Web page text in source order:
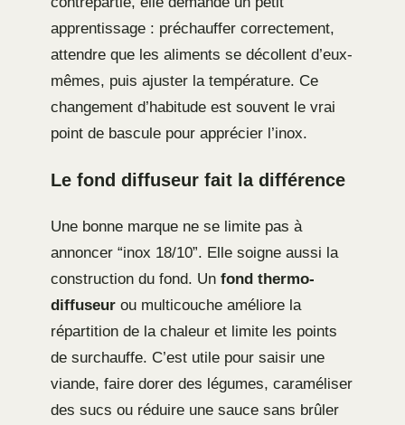
apprentissage : préchauffer correctement,
attendre que les aliments se décollent d’eux-
mêmes, puis ajuster la température. Ce
changement d’habitude est souvent le vrai
point de bascule pour apprécier l’inox.
Le fond diffuseur fait la différence
Une bonne marque ne se limite pas à
annoncer “inox 18/10”. Elle soigne aussi la
construction du fond. Un fond thermo-
diffuseur ou multicouche améliore la
répartition de la chaleur et limite les points
de surchauffe. C’est utile pour saisir une
viande, faire dorer des légumes, caraméliser
des sucs ou réduire une sauce sans brûler